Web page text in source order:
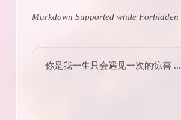
Markdown Supported whileForbidden
你是我一生只会遇见一次的惊喜 ...